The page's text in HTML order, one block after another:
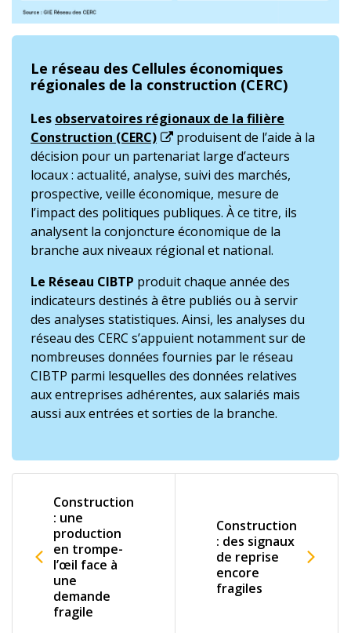
Le réseau des Cellules économiques
régionales de la construction (CERC)
Les observatoires régionaux de la filière
Construction (CERC)
produisent de l’aide à la
décision pour un partenariat large d’acteurs
locaux : actualité, analyse, suivi des marchés,
prospective, veille économique, mesure de
l’impact des politiques publiques. À ce titre, ils
analysent la conjoncture économique de la
branche aux niveaux régional et national.
Le Réseau CIBTP produit chaque année des
indicateurs destinés à être publiés ou à servir
des analyses statistiques. Ainsi, les analyses du
réseau des CERC s’appuient notamment sur de
nombreuses données fournies par le réseau
CIBTP parmi lesquelles des données relatives
aux entreprises adhérentes, aux salariés mais
aussi aux entrées et sorties de la branche.
Construction
: une
production
en trompe-
l’œil face à
une
demande
fragile
Construction
: des signaux
de reprise
encore
fragiles